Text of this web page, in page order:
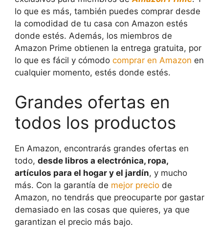
lo que es más, también puedes comprar desde
la comodidad de tu casa con Amazon estés
donde estés. Además, los miembros de
Amazon Prime obtienen la entrega gratuita, por
lo que es fácil y cómodo comprar en Amazon en
cualquier momento, estés donde estés.
Grandes ofertas en
todos los productos
En Amazon, encontrarás grandes ofertas en
todo, desde libros a electrónica, ropa,
artículos para el hogar y el jardín, y mucho
más. Con la garantía de mejor precio de
Amazon, no tendrás que preocuparte por gastar
demasiado en las cosas que quieres, ya que
garantizan el precio más bajo.